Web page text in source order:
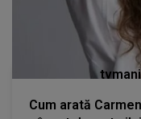
Cum arată